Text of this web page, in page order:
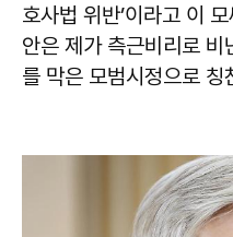
호사법 위반’이라고 이
안은 제가 측근비리로 비
를 막은 모범시정으로